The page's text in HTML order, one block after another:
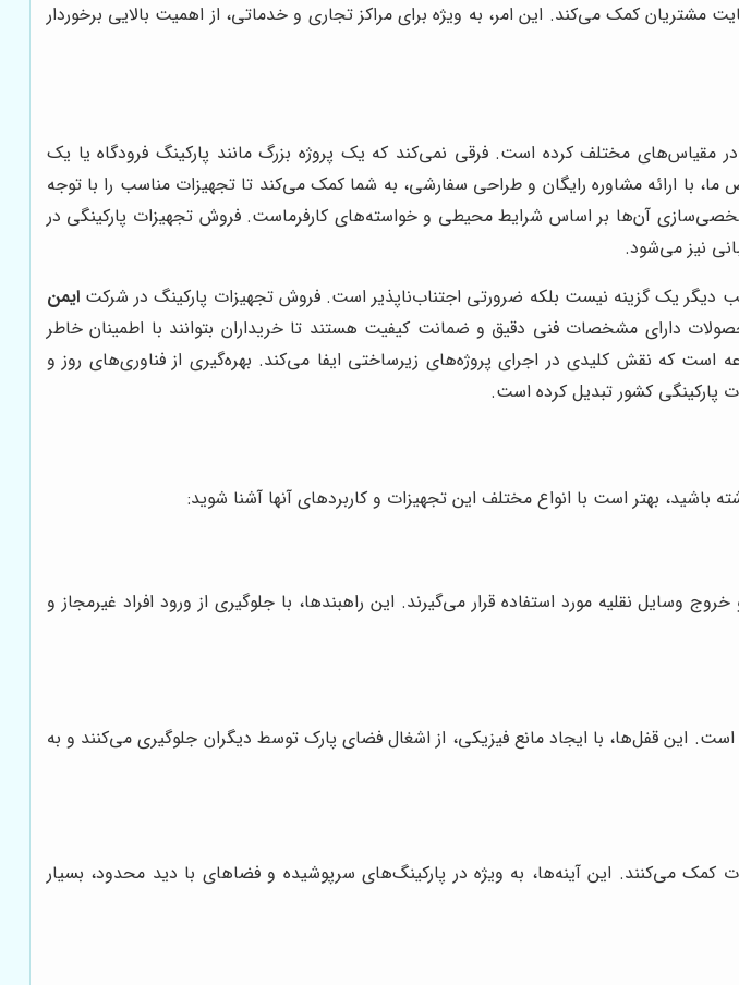
مشتریان کمک می‌کند. این امر، به ویژه برای مراکز تجاری و خدماتی، از اهمیت بالایی برخوردار
مقیاس‌های مختلف کرده است. فرقی نمی‌کند که یک پروژه بزرگ مانند پارکینگ فرودگاه یا یک
با ارائه مشاوره رایگان و طراحی سفارشی، به شما کمک می‌کند تا تجهیزات مناسب را با توجه
شخصی‌سازی آن‌ها بر اساس شرایط محیطی و خواسته‌های کارفرماست. فروش تجهیزات پارکینگی در
نیز می‌شود.
دیگر یک گزینه نیست بلکه ضرورتی اجتناب‌ناپذیر است. فروش تجهیزات پارکینگ در شرکتایمن
دارای مشخصات فنی دقیق و ضمانت کیفیت هستند تا خریداران بتوانند با اطمینان خاطر
است که نقش کلیدی در اجرای پروژه‌های زیرساختی ایفا می‌کند. بهره‌گیری از فناوری‌های روز و
پارکینگی کشور تبدیل کرده است.
باشید، بهتر است با انواع مختلف این تجهیزات و کاربردهای آنها آشنا شوید:
وسایل نقلیه مورد استفاده قرار می‌گیرند. این راهبندها، با جلوگیری از ورود افراد غیرمجاز و
این قفل‌ها، با ایجاد مانع فیزیکی، از اشغال فضای پارک توسط دیگران جلوگیری می‌کنند و به
کمک می‌کنند. این آینه‌ها، به ویژه در پارکینگ‌های سرپوشیده و فضاهای با دید محدود، بسیار